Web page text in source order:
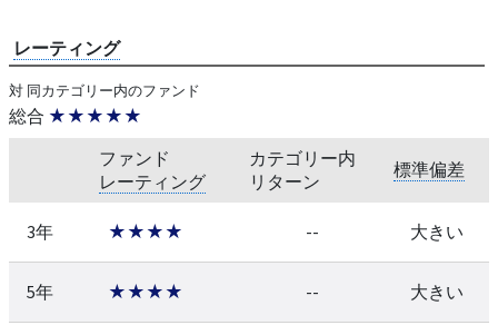
レーティング
対 同カテゴリー内のファンド
総合 ★★★★★
ファンド
レーティング
カテゴリー内
リターン
標準偏差
3年 ★★★★ -- 大きい
5年 ★★★★ -- 大きい